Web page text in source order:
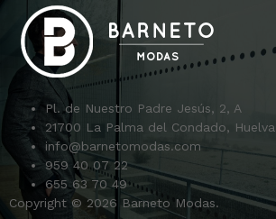
Pl. de Nuestro Padre Jesús, 2, A
21700 La Palma del Condado, Huelva
info@barnetomodas.com
959 40 07 22
655 63 70 49
Copyright © 2026 Barneto Modas.